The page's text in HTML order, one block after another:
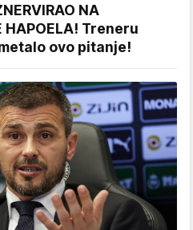
NA
HAPOELA! Treneru
ovo pitanje!